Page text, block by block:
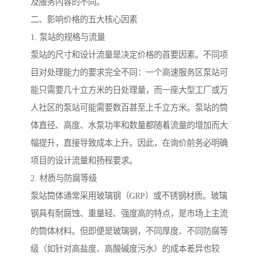
及服务内容的不同。
二、影响价格的五大核心因素
1. 泵站的规格与流量
泵站的尺寸和设计流量是决定价格的首要因素。不同项
目对处理能力的要求完全不同：一个高速服务区泵站可
能只需要几十立方米的日处理量，而一座大型工厂或万
人社区的泵站可能需要数百甚至上千立方米。泵站的筒
体直径、高度、水泵功率和数量都随着流量的增加而大
幅提升，直接导致成本上升。因此，在询价前务必明确
项目的设计流量和扬程要求。
2. 材质与防腐等级
泵站筒体通常采用玻璃钢（GRP）或不锈钢材质。玻璃
钢具有耐腐蚀、重量轻、强度高的特点，是市场上主流
的筒体材料。但即便是玻璃钢，不同厚度、不同防腐等
级（如针对高盐度、高酸碱度污水）的成本差异也较
汽车污水处理设备
农村生活污水处理设备 玻璃钢污水处理设备
疗养院污水处理设备 屠宰场污水处理
生活污水处理设备 医疗污水处理设备
医疗机构污水处理设备 酿酒污水
风景区生活一体化设备
豆制品污水